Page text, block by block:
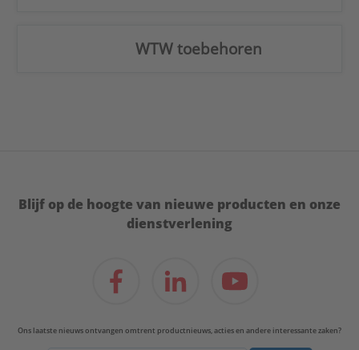
WTW toebehoren
Blijf op de hoogte van nieuwe producten en onze
dienstverlening
Ons laatste nieuws ontvangen omtrent productnieuws, acties en andere interessante zaken?